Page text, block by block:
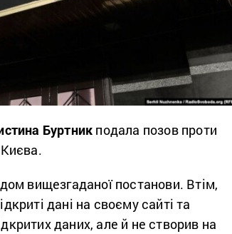
Буртник подала позов проти
вищезгаданої постанови. Втім,
дані на своєму сайті та
даних, але й не створив на